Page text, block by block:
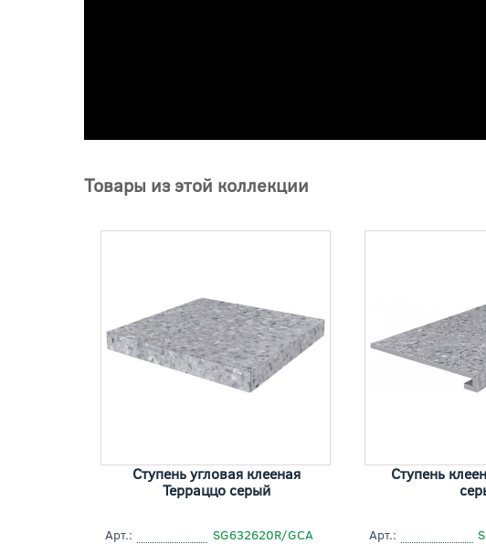
Товары из этой коллекции
Ступень угловая клееная
Терраццо серый
Арт.:
SG632620R/GCA
Ступень
Арт.: